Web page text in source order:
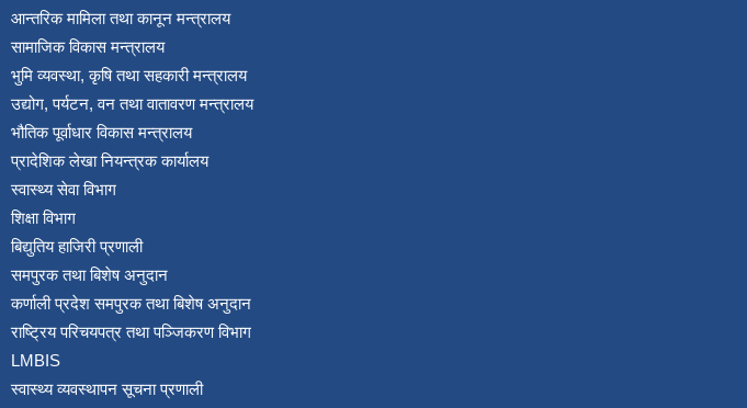
आन्तरिक मामिला तथा कानून मन्त्रालय
सामाजिक विकास मन्त्रालय
भुमि व्यवस्था, कृषि तथा सहकारी मन्त्रालय
उद्योग, पर्यटन, वन तथा वातावरण मन्त्रालय
भौतिक पूर्वाधार विकास मन्त्रालय
प्रादेशिक लेखा नियन्त्रक कार्यालय
स्वास्थ्य सेवा विभाग
शिक्षा विभाग
बिद्युतिय हाजिरी प्रणाली
समपुरक तथा बिशेष अनुदान
कर्णाली प्रदेश समपुरक तथा बिशेष अनुदान
राष्ट्रिय परिचयपत्र तथा पञ्जिकरण विभाग
LMBIS
स्वास्थ्य व्यवस्थापन सूचना प्रणाली